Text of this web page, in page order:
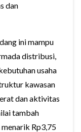
dan
ini mampu
distribusi,
usaha
kawasan
dan aktivitas
tambah
Rp3,75